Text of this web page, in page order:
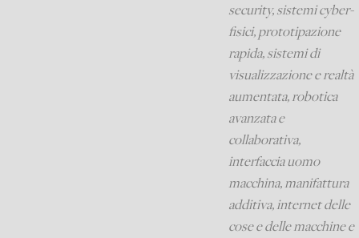
security, sistemi cyber-
fisici, prototipazione
rapida, sistemi di
visualizzazione e realtà
aumentata, robotica
avanzata e
collaborativa,
interfaccia uomo
macchina, manifattura
additiva, internet delle
cose e delle macchine e